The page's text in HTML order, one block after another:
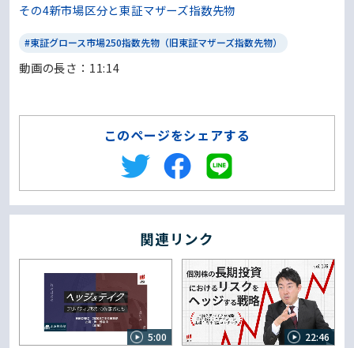
その4新市場区分と東証マザーズ指数先物
#東証グロース市場250指数先物（旧東証マザーズ指数先物）
動画の⻑さ：11:14
このページをシェアする
関連リンク
5:00 22:46